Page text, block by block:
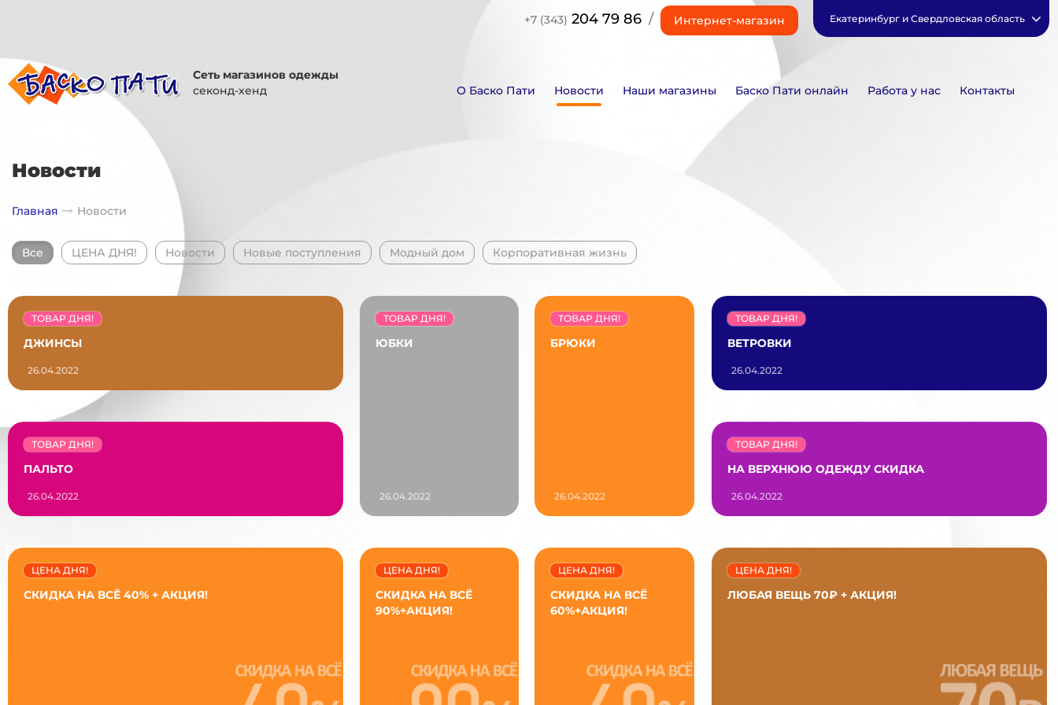
+7 (343) 204 79 86 / Интернет-магазин Екатеринбург и Свердловская область
Сеть магазинов одежды
секонд-хенд
О Баско Пати Новости Наши магазины Баско Пати онлайн Работа у нас Контакты
Новости
Главная Новости
Все ЦЕНА ДНЯ! Новости Новые поступления Модный дом Корпоративная жизнь
ДЖИНСЫ
ТОВАР ДНЯ!
26.04.2022
ПАЛЬТО
ТОВАР ДНЯ!
26.04.2022
ЮБКИ
ТОВАР ДНЯ!
26.04.2022
БРЮКИ
ТОВАР ДНЯ!
26.04.2022
ВЕТРОВКИ
ТОВАР ДНЯ!
26.04.2022
НА ВЕРХНЮЮ ОДЕЖДУ СКИДКА
ТОВАР ДНЯ!
26.04.2022
СКИДКА НА ВСЁ 40% + АКЦИЯ!
ЦЕНА ДНЯ!
СКИДКА НА ВСЁ
90%+АКЦИЯ!
ЦЕНА ДНЯ!
СКИДКА НА ВСЁ
60%+АКЦИЯ!
ЦЕНА ДНЯ!
ЛЮБАЯ ВЕЩЬ 70₽ + АКЦИЯ!
ЦЕНА ДНЯ!